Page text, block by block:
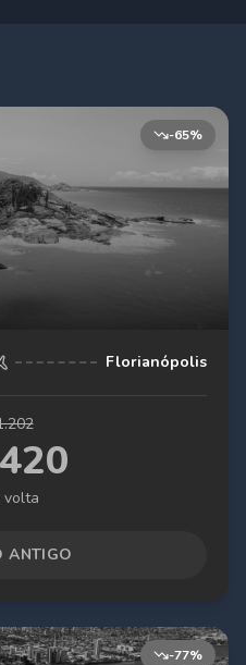
-65%
Florianópolis
420
volta
ANTIGO
-77%